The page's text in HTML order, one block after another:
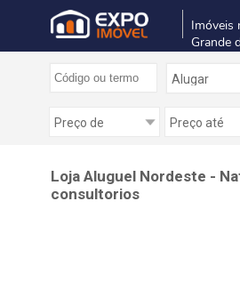
Imóveis
Grande
Loja Aluguel Nordeste -
consultorios